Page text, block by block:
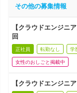
その他の募集情報
【クラウドエンジニ
回
正社員 転勤なし 学
女性のおしごと掲載中
【クラウドエンジニ